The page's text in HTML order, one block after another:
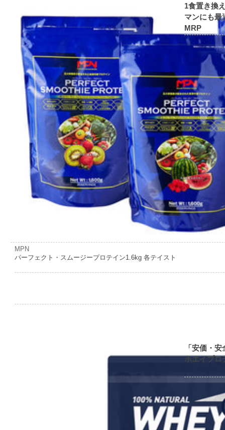
1食置き換
マンにも最
MRP
MPN
パーフェクト・スムージープロテイン1.6kg 各テイスト
「安価・
ホエイプロ